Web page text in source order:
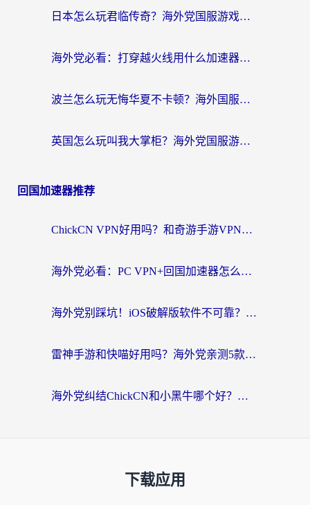
日本怎么玩君临传奇？海外党国服游戏加速避坑指南（附菲律宾欧洲玩家实测）
海外党必看：打穿越火线用什么加速器？解决延迟卡顿，还能玩奇妙拼图世界和第五人格
波兰怎么玩无悔华夏不卡顿？海外国服游戏加速器终极指南（附征途2萤火突击解决方案）
英国怎么玩叫我大掌柜？海外党国服游戏加速避坑指南（附实测推荐）
回国加速器推荐
ChickCN VPN好用吗？和奇游手游VPN对比哪个回国效果更好？海外党亲测实用指南
海外党必看：PC VPN+回国加速器怎么选？无缝访问国内资源全攻略
海外党别踩坑！iOS破解版软件不可靠？教你选对回国加速器无缝看国内资源
雷神手游和快喵好用吗？海外党亲测5款回国加速器，附斧牛Bling对比+微信视频号解决办法
海外党纠结ChickCN和小黑牛哪个好？一篇帮你选对回国加速器的实用指南
下载应用